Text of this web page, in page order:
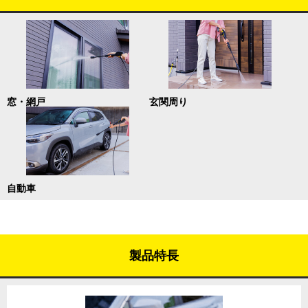
窓・網戸 玄関周り
自動車
製品特長